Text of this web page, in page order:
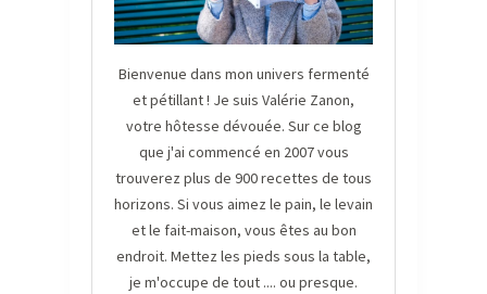
Bienvenue dans mon univers fermenté
et pétillant ! Je suis Valérie Zanon,
votre hôtesse dévouée. Sur ce blog
que j'ai commencé en 2007 vous
trouverez plus de 900 recettes de tous
horizons. Si vous aimez le pain, le levain
et le fait-maison, vous êtes au bon
endroit. Mettez les pieds sous la table,
je m'occupe de tout .... ou presque.